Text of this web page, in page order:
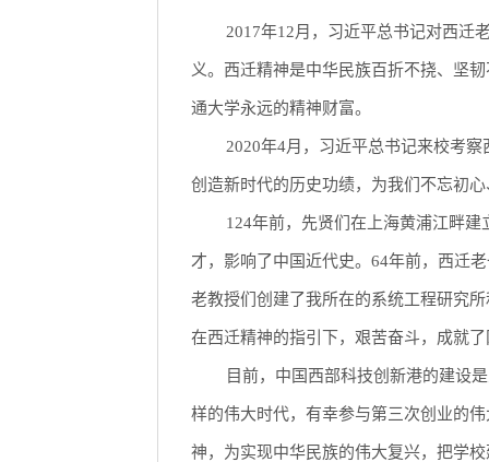
2017年12月，习近平总书记对西迁
义。西迁精神是中华民族百折不挠、坚
通大学永远的精神财富。
2020年4月，习近平总书记来校考
创造新时代的历史功绩，为我们不忘初
124年前，先贤们在上海黄浦江畔
才，影响了中国近代史。64年前，西迁
老教授们创建了我所在的系统工程研究
在西迁精神的指引下，艰苦奋斗，成就
目前，中国西部科技创新港的建设
样的伟大时代，有幸参与第三次创业的
神，为实现中华民族的伟大复兴，把学